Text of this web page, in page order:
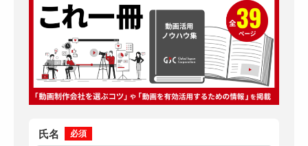
氏名 必須